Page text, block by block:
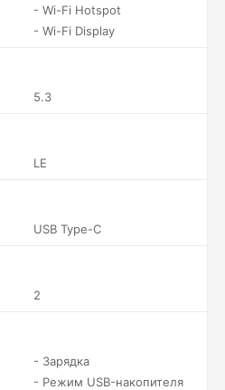
- Wi-Fi Hotspot
- Wi-Fi Display
5.3
LE
USB Type-C
2
- Зарядка
- Режим USB-накопителя